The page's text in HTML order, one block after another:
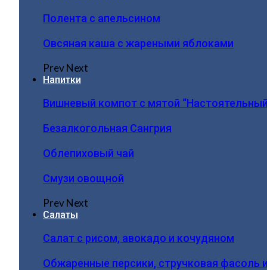
Полента с апельсином
Овсяная каша с жареными яблоками
PrevNext
Напитки
Вишневый компот с мятой
Безалкогольная Сангрия
Облепиховый чай
Смузи овощной
PrevNext
Салаты
Салат с рисом, авокадо и кочудяном
Обжаренные персики, стручковая фасоль